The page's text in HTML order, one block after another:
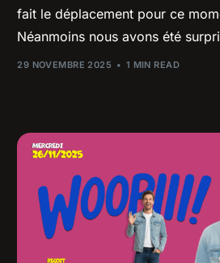
fait le déplacement pour ce
Néanmoins nous avons été
29 NOVEMBRE 2025 1 MIN READ